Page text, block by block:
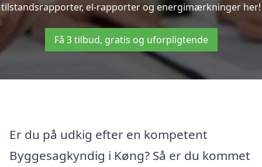
tilstandsrapporter, el-rapporter og energimærkninger her!
Få 3 tilbud, gratis og uforpligtende
Er du på udkig efter en kompetent
Byggesagkyndig i Køng? Så er du kommet